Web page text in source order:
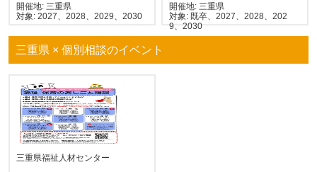
開催地: 三重県
対象: 2027、2028、2029、2030
開催地: 三重県
対象: 既卒、2027、2028、202
9、2030
三重県 × 個別相談のイベント
三重県福祉人材センター